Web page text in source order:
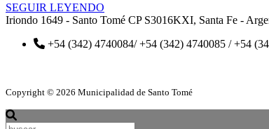
SEGUIR LEYENDO
Iriondo 1649 - Santo Tomé CP S3016KXI, Santa Fe -
+54 (342) 4740084/ +54 (342) 4740085 / +54
Copyright © 2026 Municipalidad de Santo Tomé